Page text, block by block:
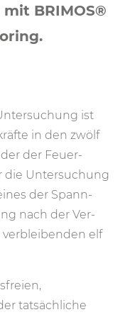
BRIMOS®
ist
in den zwölf
der Feuer­
die Untersuchung
der Spann­
nach der Ver­
elf
tat­säch­liche